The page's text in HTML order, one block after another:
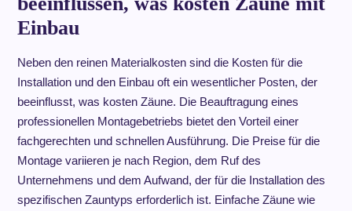
Einbau
Neben den reinen Materialkosten sind die Kosten für die
Installation und den Einbau oft ein wesentlicher Posten, der
beeinflusst, was kosten Zäune. Die Beauftragung eines
professionellen Montagebetriebs bietet den Vorteil einer
fachgerechten und schnellen Ausführung. Die Preise für die
Montage variieren je nach Region, dem Ruf des
Unternehmens und dem Aufwand, der für die Installation des
spezifischen Zauntyps erforderlich ist. Einfache Zäune wie